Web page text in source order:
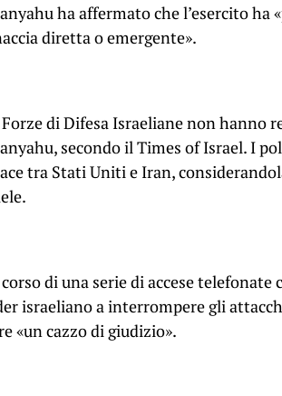
ha affermato che l’esercito ha
diretta o emergente».
Forze di Difesa Israeliane non hanno
secondo il Times of Israel. I
tra Stati Uniti e Iran,
di una serie di accese
israeliano a interrompere gli
«un cazzo di giudizio».